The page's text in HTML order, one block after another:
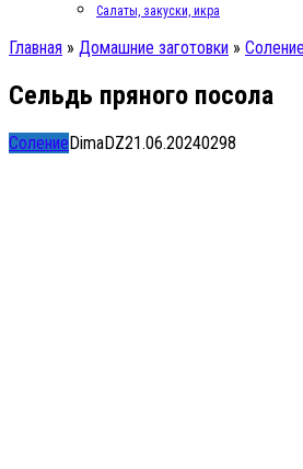
Салаты, закуски, икра
Главная » Домашние заготовки » Соление
Сельдь пряного посола
СолениеDimaDZ21.06.20240298